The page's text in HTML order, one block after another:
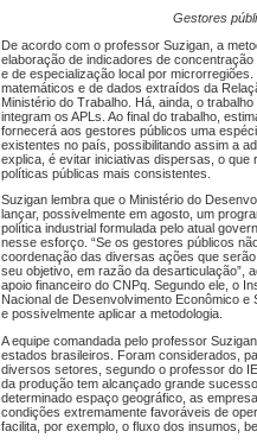
Gestores
De acordo com o professor Suzigan, a
elaboração de indicadores de
e de especialização local por
matemáticos e de dados extraídos da
Ministério do Trabalho. Há, ainda, o
integram os APLs. Ao final do trabalho,
fornecerá aos gestores públicos uma
existentes no país, possibilitando assim a
explica, é evitar iniciativas dispersas, o
políticas públicas mais consistentes.
Suzigan lembra que o Ministério do
lançar, possivelmente em agosto, um
política industrial formulada pelo atual
nesse esforço. “Se os gestores públicos
coordenação das diversas ações que
seu objetivo, em razão da desarticulação”,
apoio financeiro do CNPq. Segundo ele, o
Nacional de Desenvolvimento Econômico
e possivelmente aplicar a metodologia.
A equipe comandada pelo professor
estados brasileiros. Foram considerados,
diversos setores, segundo o professor do
da produção tem alcançado grande
determinado espaço geográfico, as
condições extremamente favoráveis de
facilita, por exemplo, o fluxo dos insumos,